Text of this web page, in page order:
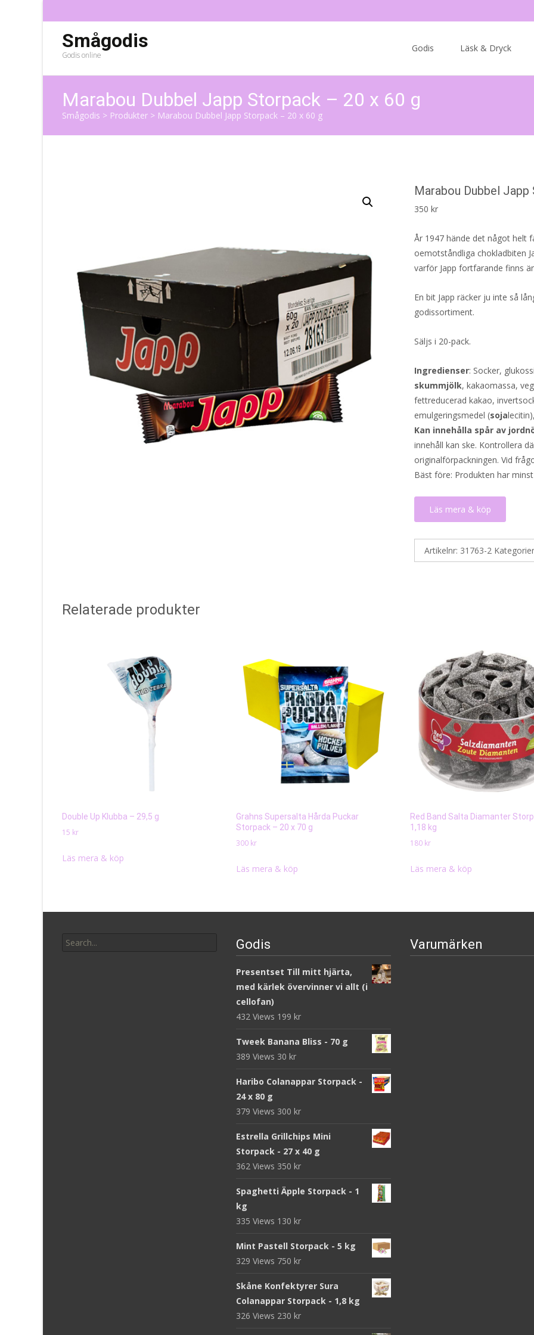
Smågodis
Godis online
Godis Läsk & Dryck
Marabou Dubbel Japp Storpack – 20 x 60 g
Smågodis > Produkter > Marabou Dubbel Japp Storpack – 20 x 60 g
Marabou Dubbel
350 kr
År 1947 hände det något helt
oemotståndliga chokladbiten
varför Japp fortfarande finns
En bit Japp räcker ju inte så
godissortiment.
Säljs i 20-pack.
Ingredienser: Socker,
skummjölk, kakaomassa,
fettreducerad kakao,
emulgeringsmedel (soja
Kan innehålla spår av
innehåll kan ske. Kontrollera
originalförpackningen. Vid
Bäst före: Produkten har
Läs mera & köp
Artikelnr: 31763-2
Relaterade produkter
Double Up Klubba – 29,5 g
15 kr
Läs mera & köp
Grahns Supersalta Hårda Puckar
Storpack – 20 x 70 g
300 kr
Läs mera & köp
Red Band Salta Diamanter
1,18 kg
180 kr
Läs mera & köp
for:
Godis
Presentset Till mitt hjärta,
med kärlek övervinner vi allt (i
cellofan)
432 Views 199 kr
Tweek Banana Bliss - 70 g
389 Views 30 kr
Haribo Colanappar Storpack -
24 x 80 g
379 Views 300 kr
Estrella Grillchips Mini
Storpack - 27 x 40 g
362 Views 350 kr
Spaghetti Äpple Storpack - 1
kg
335 Views 130 kr
Mint Pastell Storpack - 5 kg
329 Views 750 kr
Skåne Konfektyrer Sura
Colanappar Storpack - 1,8 kg
326 Views 230 kr
Varumärken